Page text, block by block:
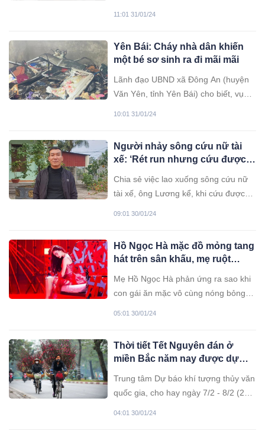
11:01 31/01/24
Yên Bái: Cháy nhà dân khiến
một bé sơ sinh ra đi mãi mãi
Lãnh đạo UBND xã Đông An (huyện
Văn Yên, tỉnh Yên Bái) cho biết, vụ
10:01 31/01/24
Người nhảy sông cứu nữ tài
xế: ‘Rét run nhưng cứu được
Chia sẻ việc lao xuống sông cứu nữ
tài xế, ông Lương kể, khi cứu được
09:01 30/01/24
Hồ Ngọc Hà mặc đồ mỏng tang
hát trên sân khấu, mẹ ruột
Mẹ Hồ Ngọc Hà phản ứng ra sao khi
con gái ăn mặc vô cùng nóng bỏng
05:01 30/01/24
Thời tiết Tết Nguyên đán ở
miền Bắc năm nay được dự
Trung tâm Dự báo khí tượng thủy văn
quốc gia, cho hay ngày 7/2 - 8/2 (28 -
04:01 30/01/24